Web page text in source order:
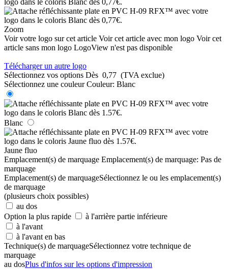
Zoom
Voir votre logo sur cet article Voir cet article avec mon logo Voir cet
article sans mon logo LogoView n'est pas disponible
Télécharger un autre logo
Sélectionnez vos options Dès 0,77 (TVA exclue)
Sélectionnez une couleur Couleur: Blanc
Blanc
Jaune fluo
Emplacement(s) de marquage Emplacement(s) de marquage: Pas de
marquage
Emplacement(s) de marquageSélectionnez le ou les emplacement(s)
de marquage
(plusieurs choix possibles)
au dos
Option la plus rapide
à l'arrière partie inférieure
à l'avant
à l'avant en bas
Technique(s) de marquageSélectionnez votre technique de
marquage
au dosPlus d'infos sur les options d'impression